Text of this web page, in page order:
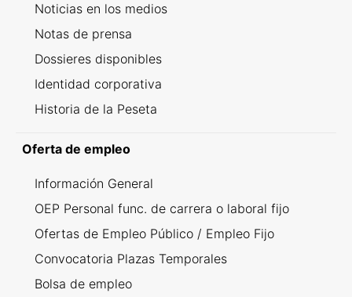
Noticias en los medios
Notas de prensa
Dossieres disponibles
Identidad corporativa
Historia de la Peseta
Oferta de empleo
Información General
OEP Personal func. de carrera o laboral fijo
Ofertas de Empleo Público / Empleo Fijo
Convocatoria Plazas Temporales
Bolsa de empleo